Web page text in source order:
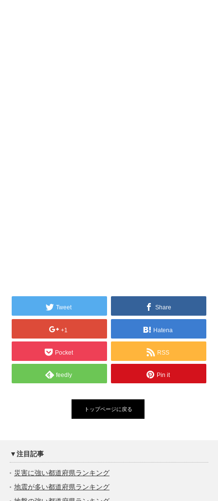
Tweet Share
+1 Hatena
Pocket RSS
feedly Pin it
トップページに戻る
▼注目記事
災害に強い都道府県ランキング
地震が多い都道府県ランキング